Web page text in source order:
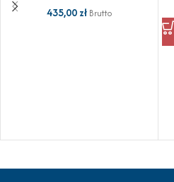
435,00zł Brutto